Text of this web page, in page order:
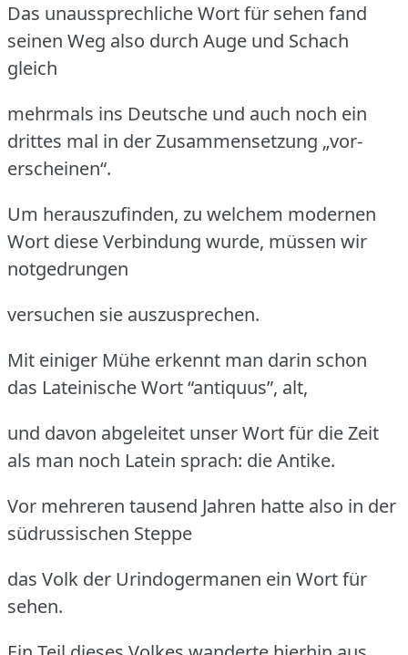
Das unaussprechliche Wort für sehen fand
seinen Weg also durch Auge und Schach
gleich
mehrmals ins Deutsche und auch noch ein
drittes mal in der Zusammensetzung „vor-
erscheinen“.
Um herauszufinden, zu welchem modernen
Wort diese Verbindung wurde, müssen wir
notgedrungen
versuchen sie auszusprechen.
Mit einiger Mühe erkennt man darin schon
das Lateinische Wort “antiquus”, alt,
und davon abgeleitet unser Wort für die Zeit
als man noch Latein sprach: die Antike.
Vor mehreren tausend Jahren hatte also in der
südrussischen Steppe
das Volk der Urindogermanen ein Wort für
sehen.